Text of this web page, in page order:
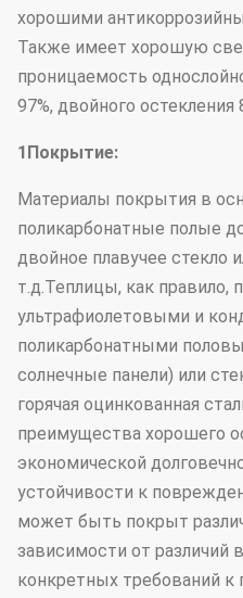
хорошими
Также имеет хорошую
проницаемость
97%, двойного остекления
1Покрытие:
Материалы покрытия в
поликарбонатные полые
двойное плавучее стекло
т.д.Теплицы, как правило,
ультрафиолетовыми и
поликарбонатными
солнечные панели) или
горячая оцинкованная
преимущества хорошего
экономической
устойчивости к
может быть покрыт
зависимости от различий
конкретных требований